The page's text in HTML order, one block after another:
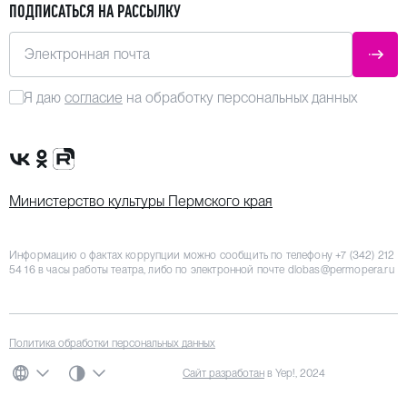
ПОДПИСАТЬСЯ НА РАССЫЛКУ
Электронная почта
Я даю согласие на обработку персональных данных
Сообщество VK
Группа в одноклассниках
Канал Rutube
Министерство культуры Пермского края
Информацию о фактах коррупции можно сообщить по телефону+7 (342) 212
54 16в часы работы театра, либо по электронной почте dlobas@permopera.ru
Политика обработки персональных данных
ЯЗЫК СИСТЕМНАЯ ТЕМА
ЦВЕТОВАЯ СХЕМАСайт разработан в Yep!, 2024